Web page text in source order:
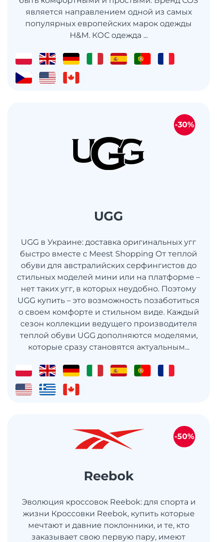
является направлением одной из самых
популярных европейских марок одежды
H&M. КОС одежда ...
UGG
UGG в Украине: доставка оригинальных угг
быстро вместе с Meest Shopping От теплой
обуви для австралийских серфингистов до
стильных моделей мини или на платформе –
нет таких угг, в которых неудобно. Поэтому
UGG купить – это возможность позаботиться
о своем комфорте и стильном виде. Каждый
сезон коллекции ведущего производителя
теплой обуви UGG дополняются моделями,
которые сразу становятся актуальным...
-30%
Reebok
Эволюция кроссовок Reebok: для спорта и
жизни Кроссовки Reebok, купить которые
мечтают и давние поклонники, и те, кто
заказывает свою первую пару, имеют
-50%